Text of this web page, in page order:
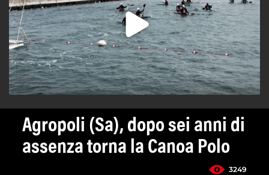
Agropoli (Sa), dopo sei anni di
assenza torna la Canoa Polo
3249